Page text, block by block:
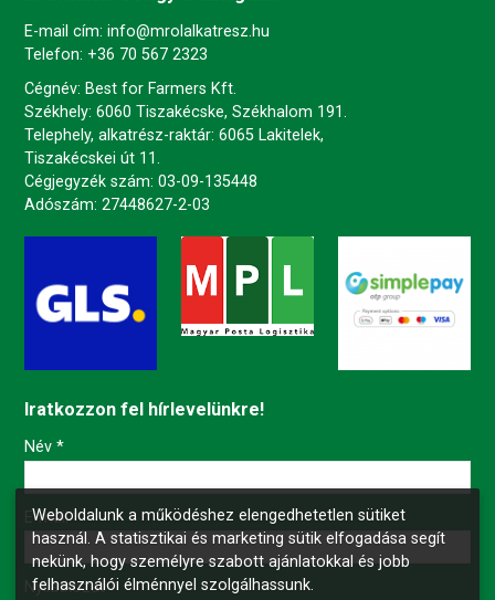
E-mail cím: info@mrolalkatresz.hu
Telefon: +36 70 567 2323
Cégnév: Best for Farmers Kft.
Székhely: 6060 Tiszakécske, Székhalom 191.
Telephely, alkatrész-raktár: 6065 Lakitelek,
Tiszakécskei út 11.
Cégjegyzék szám: 03-09-135448
Adószám: 27448627-2-03
Iratkozzon fel hírlevelünkre!
-
-
-
Név *
E-mail*
Nyilatkozat*
Weboldalunk a működéshez elengedhetetlen sütiket
használ. A statisztikai és marketing sütik elfogadása segít
nekünk, hogy személyre szabott ajánlatokkal és jobb
felhasználói élménnyel szolgálhassunk.